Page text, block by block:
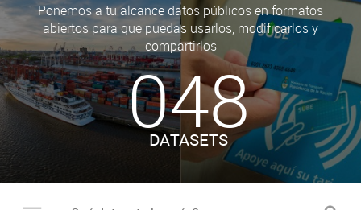
Ponemos a tu alcance datos públicos en formatos
abiertos para que puedas usarlos, modificarlos y
compartirlos
048
DATASETS